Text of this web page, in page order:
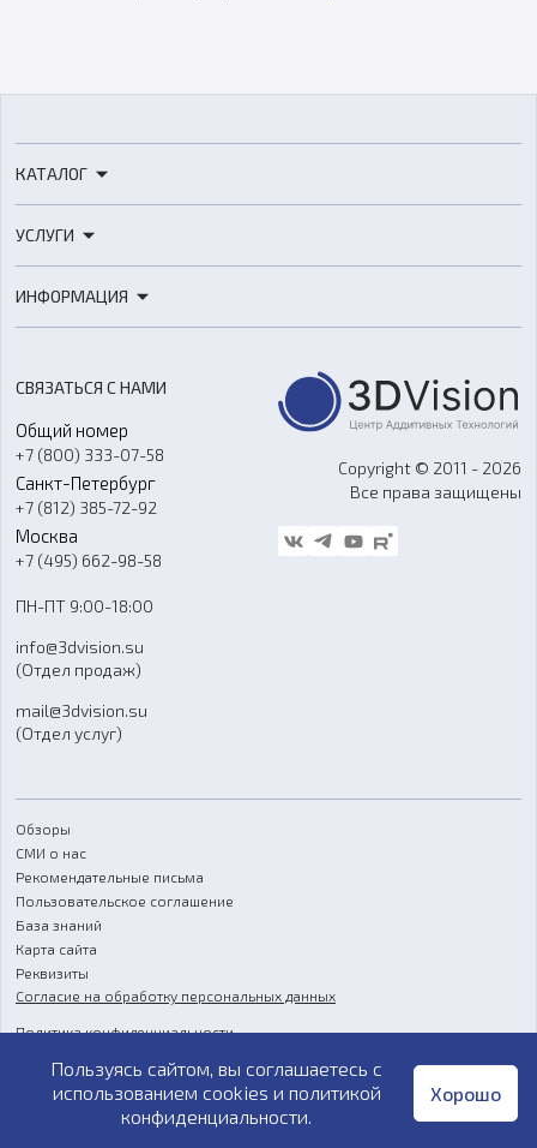
КАТАЛОГ
3D-сканеры
Расходные материалы
Оборудование и материалы для вакуумного литья
Аксессуары и прочее оборудование
Программное обеспечение
УСЛУГИ
3D-моделирование
Ремонт и услуги
ИНФОРМАЦИЯ
О компании
Контакты
Гос. закупки
Стать дилером
Блог
FAQ
СВЯЗАТЬСЯ С НАМИ
Общий номер
+7 (800) 333-07-58
Санкт-Петербург
+7 (812) 385-72-92
Москва
+7 (495) 662-98-58
ПН-ПТ 9:00-18:00
info@3dvision.su
(Отдел продаж)
mail@3dvision.su
(Отдел услуг)
Copyright © 2011 - 2026
Все права защищены
Обзоры
СМИ о нас
Рекомендательные письма
Пользовательское соглашение
База знаний
Карта сайта
Реквизиты
Согласие на обработку персональных данных
Политика конфиденциальности
Публичная оферта
Пользуясь сайтом, вы соглашаетесь с
использованием cookies и политикой
конфиденциальности.
Хорошо